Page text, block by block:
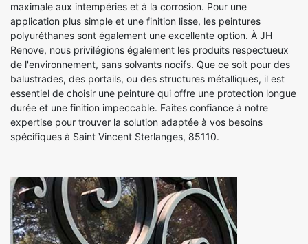
maximale aux intempéries et à la corrosion. Pour une
application plus simple et une finition lisse, les peintures
polyuréthanes sont également une excellente option. À JH
Renove, nous privilégions également les produits respectueux
de l'environnement, sans solvants nocifs. Que ce soit pour des
balustrades, des portails, ou des structures métalliques, il est
essentiel de choisir une peinture qui offre une protection longue
durée et une finition impeccable. Faites confiance à notre
expertise pour trouver la solution adaptée à vos besoins
spécifiques à Saint Vincent Sterlanges, 85110.